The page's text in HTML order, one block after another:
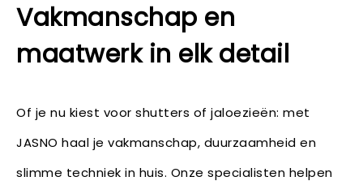
Vakmanschap en
maatwerk in elk detail
Of je nu kiest voor shutters of jaloezieën: met
JASNO haal je vakmanschap, duurzaamheid en
slimme techniek in huis. Onze specialisten helpen